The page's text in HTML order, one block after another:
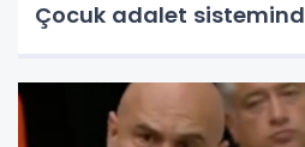
Çocuk adalet